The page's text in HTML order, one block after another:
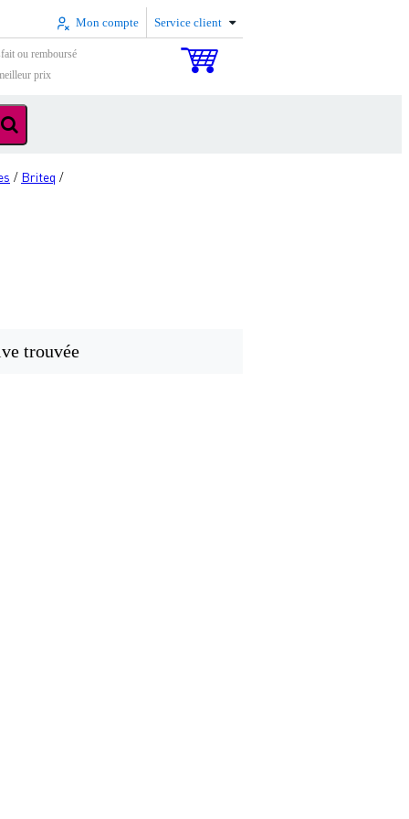
Mon compte Service client
ou remboursé
prix
/ Briteq /
trouvée